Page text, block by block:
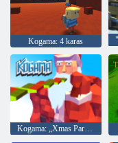
Kogama: 4 karas
Kogama: „Xmas Parkour“